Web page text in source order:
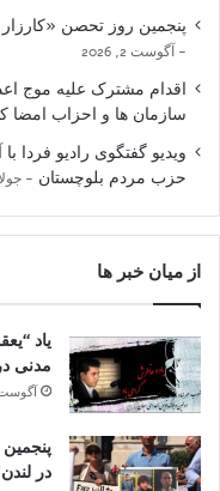
پنجمین روز تحصن
آگوست 2, 2026
اقدام مشترک علیه موج
سازمان ها و احزاب امضا
ویدیو گفتگوی رادیو
حزب مردم بلوچستان
جولای
از میان خبر ها
یاد
مدنی
آگوست 3,
در